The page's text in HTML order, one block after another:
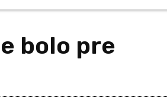
bolo pre